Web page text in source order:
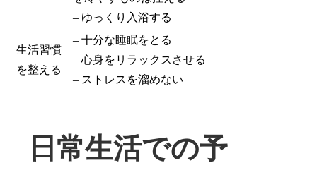
– ゆっくり入浴する
生活習慣
を整える
– 十分な睡眠をとる
– 心身をリラックスさせる
– ストレスを溜めない
日常生活での予